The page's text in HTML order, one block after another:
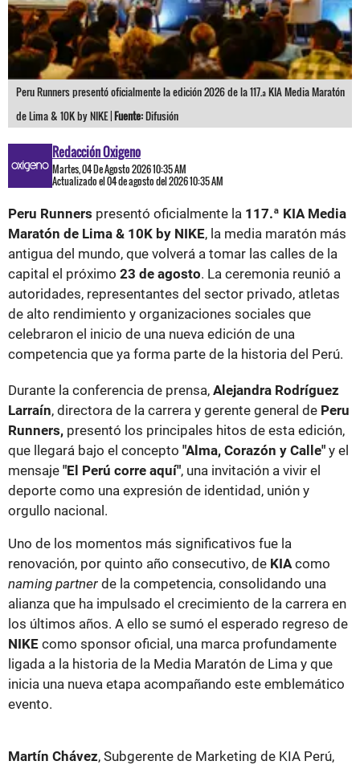
Peru Runners presentó oficialmente la edición 2026 de la 117.ª KIA Media Maratón
de Lima & 10K by NIKE |Fuente:Difusión
Redacción Oxigeno
Martes, 04 De Agosto 2026 10:35 AM
Actualizado el 04 de agosto del 2026 10:35 AM
Peru Runners presentó oficialmente la 117.ª KIA Media
Maratón de Lima & 10K by NIKE, la media maratón más
antigua del mundo, que volverá a tomar las calles de la
capital el próximo 23 de agosto. La ceremonia reunió a
autoridades, representantes del sector privado, atletas
de alto rendimiento y organizaciones sociales que
celebraron el inicio de una nueva edición de una
competencia que ya forma parte de la historia del Perú.
Durante la conferencia de prensa, Alejandra Rodríguez
Larraín, directora de la carrera y gerente general de Peru
Runners, presentó los principales hitos de esta edición,
que llegará bajo el concepto "Alma, Corazón y Calle" y el
mensaje "El Perú corre aquí", una invitación a vivir el
deporte como una expresión de identidad, unión y
orgullo nacional.
Uno de los momentos más significativos fue la
renovación, por quinto año consecutivo, de KIAcomo
naming partner de la competencia, consolidando una
alianza que ha impulsado el crecimiento de la carrera en
los últimos años. A ello se sumó el esperado regreso de
NIKE como sponsor oficial, una marca profundamente
ligada a la historia de la Media Maratón de Lima y que
inicia una nueva etapa acompañando este emblemático
evento.
Martín Chávez, Subgerente de Marketing de KIA Perú,